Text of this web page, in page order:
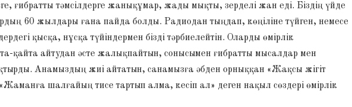
ғибратты тәмсілдерге жанықұмар, жады мықты, зерделі жан еді. Біздің үйде
60 жылдары ғана пайда болды. Радиодан тыңдап, көңіліне түйген, немесе
қысқа, нұсқа түйіндермен бізді тәрбиелейтін. Оларды өмірлік
қайта айтудан әсте жалықпайтын, сонысымен ғибратты мысалдар мен
Анамыздың жиі айтатын, санамызға әбден орныққан «Жақсы жігіт
шалғайың тисе тартып алма, кесіп ал» деген нақыл сөздері өмірлік